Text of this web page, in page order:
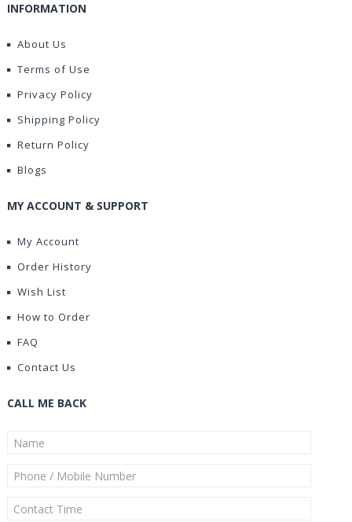
INFORMATION
About Us
Terms of Use
Privacy Policy
Shipping Policy
Return Policy
Blogs
MY ACCOUNT & SUPPORT
My Account
Order History
Wish List
How to Order
FAQ
Contact Us
CALL ME BACK